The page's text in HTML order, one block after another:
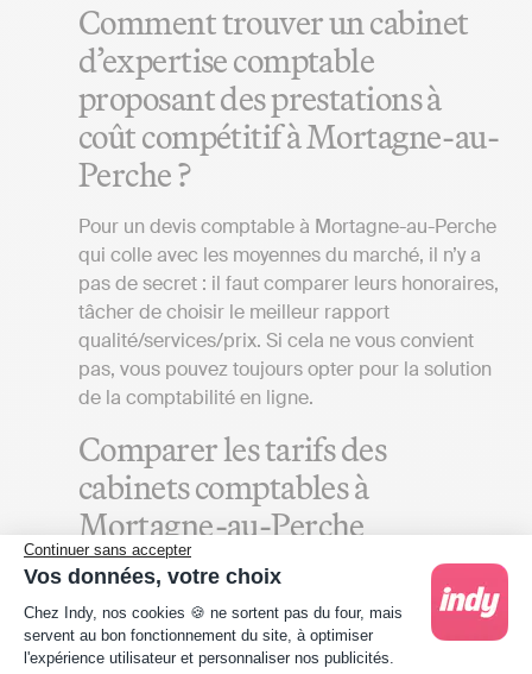
Continuer sans accepter
Vos données, votre choix
Plateforme de Gestion du Consentement :
Chez Indy, nos cookies 🍪 ne sortent pas du four, mais
servent au bon fonctionnement du site, à optimiser
l'expérience utilisateur et personnaliser nos publicités.
Comment trouver un cabinet
d’expertise comptable
proposant des prestations à
coût compétitif à Mortagne-au-
Perche ?
Pour un devis comptable à Mortagne-au-Perche
qui colle avec les moyennes du marché, il n’y a
pas de secret : il faut comparer leurs honoraires,
tâcher de choisir le meilleur rapport
qualité/services/prix. Si cela ne vous convient
pas, vous pouvez toujours opter pour la solution
de la comptabilité en ligne.
Comparer les tarifs des
cabinets comptables à
Mortagne-au-Perche
Pour obtenir un devis de cabinet comptable qui
reflète la réalité du marché à Mortagne-au-
Perche, plusieurs facteurs doivent être
considérés :